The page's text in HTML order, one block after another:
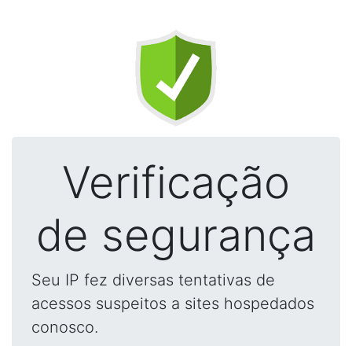
Verificação
de segurança
Seu IP fez diversas tentativas de
acessos suspeitos a sites hospedados
conosco.